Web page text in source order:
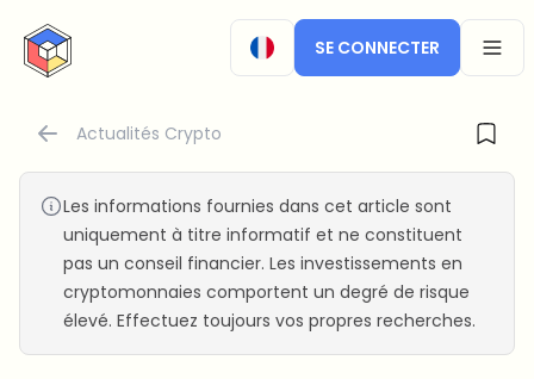
CryptoTicker
SE CONNECTER
Actualités Crypto
Les informations fournies dans cet article sont
uniquement à titre informatif et ne constituent
pas un conseil financier. Les investissements en
cryptomonnaies comportent un degré de risque
élevé. Effectuez toujours vos propres recherches.